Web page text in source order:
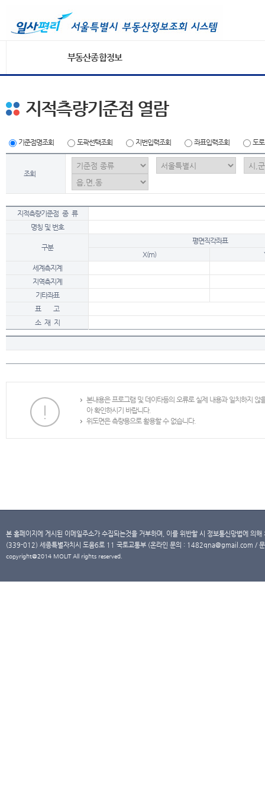
부동산종합정보
지적측량기준점 열람
기준점명조회 도곽선택조회 지번입력조회 좌표입력조회 도
조회
지적측량기준점 종 류
명칭 및 번호
구분
평면직각좌표
X(m)
세계측지계
지역측지계
기타좌표
표 고
소 재 지
본내용은 프로그램 및 데이타등의 오류로 실제 내용과 일치하지
아 확인하시기 바랍니다.
위도면은 측량용으로 활용할 수 없습니다.
본 홈페이지에 게시된 이메일주소가 수집되는것을 거부하며, 이를 위반할 시 정보통신망법에 의
(339-012) 세종특별자치시 도움6로 11 국토교통부 (온라인 문의 : 1482qna@gmail.com /
copyright@2014 MOLIT All rights reserved.